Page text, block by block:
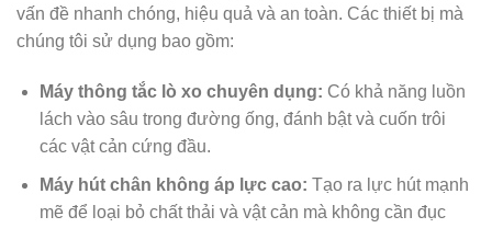
vấn đề nhanh chóng, hiệu quả và an toàn. Các thiết bị mà
chúng tôi sử dụng bao gồm:
Máy thông tắc lò xo chuyên dụng: Có khả năng luồn
lách vào sâu trong đường ống, đánh bật và cuốn trôi
các vật cản cứng đầu.
Máy hút chân không áp lực cao: Tạo ra lực hút mạnh
mẽ để loại bỏ chất thải và vật cản mà không cần đục